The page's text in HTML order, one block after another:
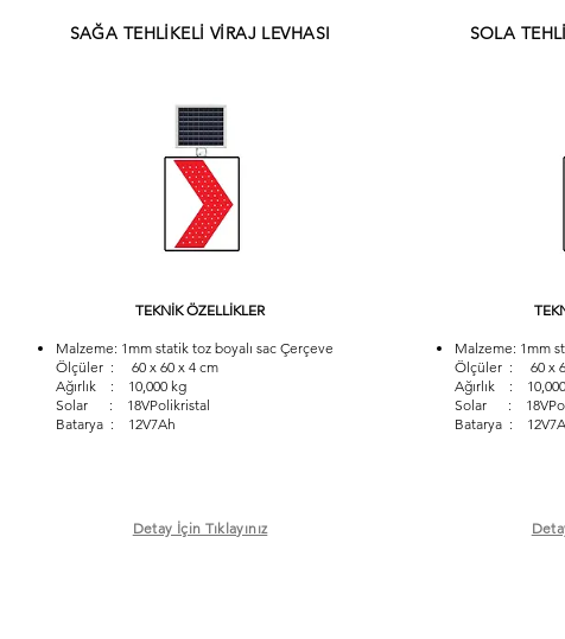
SAĞA TEHLİKELİ VİRAJ LEVHASI
TEKNİK ÖZELLİKLER
Malzeme: 1mm statik toz boyalı sac Çerçeve
Ölçüler : 60 x 60 x 4 cm
Ağırlık : 10,000 kg
Solar : 18VPolikristal
Batarya : 12V7Ah
Detay İçin Tıklayınız
SOLA
Malzeme: 1mm
Ölçüler : 60 x
Ağırlık :
Solar :
Batarya :